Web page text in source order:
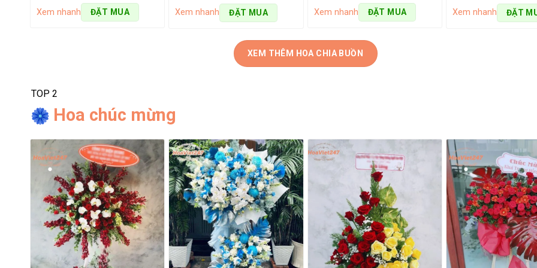
Đa dạng kiểu dáng hoa chúc mừng
Xem nhanh ĐẶT MUA Xem nhanh ĐẶT MUA Xem nhanh ĐẶT MUA Xem nhanh ĐẶT
XEM THÊM HOA CHIA BUỒN
TOP 2
Hoa chúc mừng